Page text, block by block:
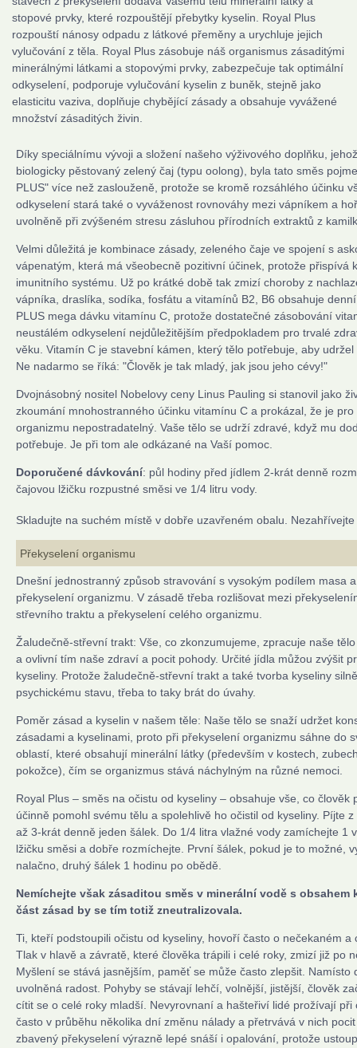
stopové prvky, které rozpouštějí přebytky kyselin. Royal Plus
rozpouští nánosy odpadu z látkové přeměny a urychluje jejich
vylučování z těla. Royal Plus zásobuje náš organismus zásaditými
minerálnými látkami a stopovými prvky, zabezpečuje tak optimální
odkyselení, podporuje vylučování kyselin z buněk, stejně jako
elasticitu vaziva, doplňuje chybějící zásady a obsahuje vyvážené
množství zásaditých živin.
Díky speciálnímu vývoji a složení našeho výživového doplňku,
biologicky pěstovaný zelený čaj (typu oolong), byla tato směs
PLUS" více než zaslouženě, protože se kromě rozsáhlého účinku
odkyselení stará také o vyváženost rovnováhy mezi vápníkem a
uvolněně při zvýšeném stresu zásluhou přírodních extraktů z
Velmi důležitá je kombinace zásady, zeleného čaje ve spojení s
vápenatým, která má všeobecně pozitivní účinek, protože přispívá
imunitního systému. Už po krátké době tak zmizí choroby z
vápníka, draslíka, sodíka, fosfátu a vitamínů B2, B6 obsahuje
PLUS mega dávku vitamínu C, protože dostatečné zásobování
neustálém odkyselení nejdůležitějším předpokladem pro trvalé
věku. Vitamín C je stavební kámen, který tělo potřebuje, aby
Ne nadarmo se říká: "Člověk je tak mladý, jak jsou jeho cévy!"
Dvojnásobný nositel Nobelovy ceny Linus Pauling si stanovil jako
zkoumání mnohostranného účinku vitamínu C a prokázal, že je
organizmu nepostradatelný. Vaše tělo se udrží zdravé, když mu
potřebuje. Je při tom ale odkázané na Vaší pomoc.
Doporučené dávkování: půl hodiny před jídlem 2-krát denně
čajovou lžičku rozpustné směsi ve 1/4 litru vody.
Skladujte na suchém místě v dobře uzavřeném obalu. Nezahřívejte
Překyselení organismu
Dnešní jednostranný způsob stravování s vysokým podílem masa
překyselení organizmu. V zásadě třeba rozlišovat mezi
střevního traktu a překyselení celého organizmu.
Žaludečně-střevní trakt: Vše, co zkonzumujeme, zpracuje naše
a ovlivní tím naše zdraví a pocit pohody. Určité jídla můžou zvýšit
kyseliny. Protože žaludečně-střevní trakt a také tvorba kyseliny
psychickému stavu, třeba to taky brát do úvahy.
Poměr zásad a kyselin v našem těle: Naše tělo se snaží udržet
zásadami a kyselinami, proto při překyselení organizmu sáhne do
oblastí, které obsahují minerální látky (především v kostech,
pokožce), čím se organizmus stává náchylným na různé nemoci.
Royal Plus – směs na očistu od kyseliny – obsahuje vše, co člověk
účinně pomohl svému tělu a spolehlivě ho očistil od kyseliny. Píjte
až 3-krát denně jeden šálek. Do 1/4 litra vlažné vody zamíchejte 1
lžičku směsi a dobře rozmíchejte. První šálek, pokud je to možné,
nalačno, druhý šálek 1 hodinu po obědě.
Nemíchejte však zásaditou směs v minerální vodě s
část zásad by se tím totiž zneutralizovala.
Ti, kteří podstoupili očistu od kyseliny, hovoří často o nečekaném a
Tlak v hlavě a závratě, které člověka trápili i celé roky, zmizí již po
Myšlení se stává jasnějším, paměť se může často zlepšit. Namísto
uvolněná radost. Pohyby se stávají lehčí, volnější, jistější, člověk
cítit se o celé roky mladší. Nevyrovnaní a hašteřiví lidé prožívají při
často v průběhu několika dní změnu nálady a přetrvává v nich
zbavený překyselení výrazně lepé snáší i opalování, protože